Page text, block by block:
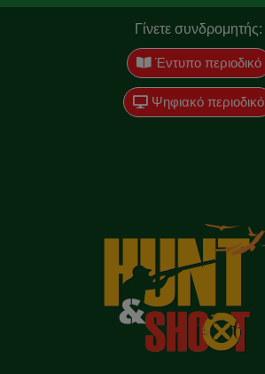
Γίνετε συνδρομητής:
Έντυπο περιοδικό
Ψηφιακό περιοδικό